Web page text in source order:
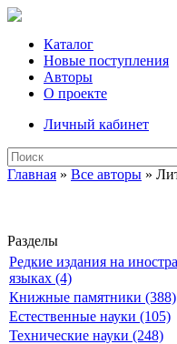
Каталог
Новые поступления
Авторы
О проекте
Личный кабинет
Главная » Все авторы »
Разделы
Редкие издания на
языках (4)
Книжные памятники (388)
Естественные науки (105)
Технические науки (248)